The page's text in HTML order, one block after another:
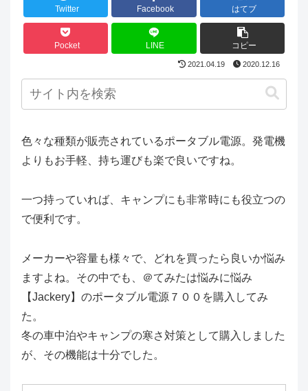
Twitter Facebook はてブ
Pocket LINE コピー
2021.04.19 2020.12.16
色々な種類が販売されているポータブル電源。発電機
よりもお手軽、持ち運びも楽で良いですね。
一つ持っていれば、キャンプにも非常時にも役立つの
で便利です。
メーカーや容量も様々で、どれを買ったら良いか悩み
ますよね。その中でも、＠てみたは悩みに悩み
【Jackery】のポータブル電源７００を購入してみ
た。
冬の車中泊やキャンプの寒さ対策として購入しました
が、その機能は十分でした。